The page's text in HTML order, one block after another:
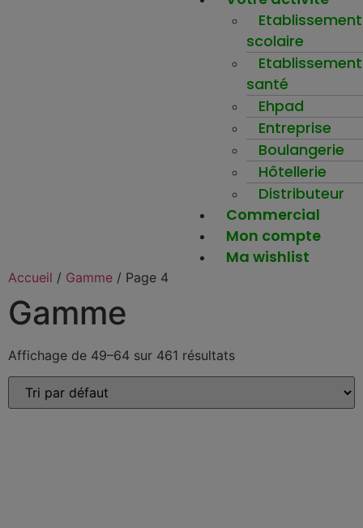
Etablissement
scolaire
santé
Ehpad
Entreprise
Boulangerie
Hôtellerie
Distributeur
Commercial
Mon compte
Ma wishlist
Accueil / Gamme / Page 4
Gamme
Affichage de 49–64 sur 461 résultats